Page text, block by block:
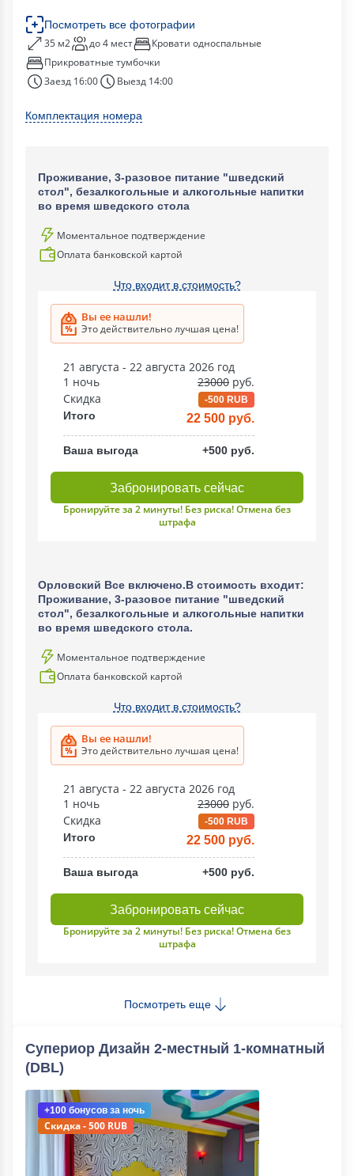
Посмотреть все фотографии
35 м2 до 4 мест
Кровати односпальные
Прикроватные тумбочки
Заезд 16:00
Выезд 14:00
Комплектация номера
Проживание, 3-разовое питание "шведский
стол", безалкогольные и алкогольные напитки
во время шведского стола
Моментальное подтверждение
Оплата банковской картой
Что входит в стоимость?
Вы ее нашли!
Это действительно лучшая цена!
21 августа - 22 августа 2026 год
1 ночь
23000 руб.
Скидка
-500 RUB
Итого 22 500 руб.
Ваша выгода +500 руб.
Забронировать сейчас
Бронируйте за 2 минуты! Без риска! Отмена без
штрафа
Орловский Все включено.В стоимость входит:
Проживание, 3-разовое питание "шведский
стол", безалкогольные и алкогольные напитки
во время шведского стола.
Моментальное подтверждение
Оплата банковской картой
Что входит в стоимость?
Вы ее нашли!
Это действительно лучшая цена!
21 августа - 22 августа 2026 год
1 ночь
23000 руб.
Скидка
-500 RUB
Итого 22 500 руб.
Ваша выгода +500 руб.
Забронировать сейчас
Бронируйте за 2 минуты! Без риска! Отмена без
штрафа
Посмотреть еще
Супериор Дизайн 2-местный 1-комнатный
(DBL)
+100 бонусов за ночь
Скидка - 500 RUB